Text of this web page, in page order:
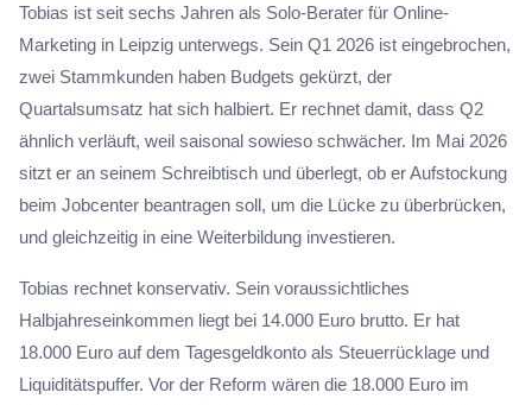
Tobias ist seit sechs Jahren als Solo-Berater für Online-
Marketing in Leipzig unterwegs. Sein Q1 2026 ist eingebrochen,
zwei Stammkunden haben Budgets gekürzt, der
Quartalsumsatz hat sich halbiert. Er rechnet damit, dass Q2
ähnlich verläuft, weil saisonal sowieso schwächer. Im Mai 2026
sitzt er an seinem Schreibtisch und überlegt, ob er Aufstockung
beim Jobcenter beantragen soll, um die Lücke zu überbrücken,
und gleichzeitig in eine Weiterbildung investieren.
Tobias rechnet konservativ. Sein voraussichtliches
Halbjahreseinkommen liegt bei 14.000 Euro brutto. Er hat
18.000 Euro auf dem Tagesgeldkonto als Steuerrücklage und
Liquiditätspuffer. Vor der Reform wären die 18.000 Euro im